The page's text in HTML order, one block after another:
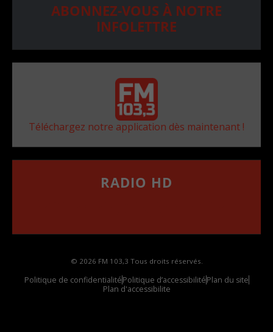
ABONNEZ-VOUS À NOTRE
INFOLETTRE
Téléchargez notre application dès maintenant !
RADIO HD
© 2026 FM 103,3 Tous droits réservés.
Politique de confidentialitéPolitique d’accessibilitéPlan du site
Plan d'accessibilite